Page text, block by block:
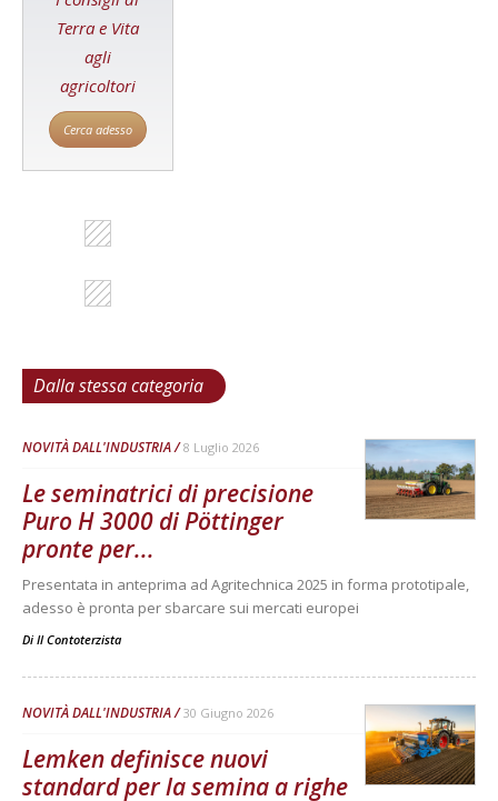
Terra e Vita
agli
agricoltori
Cerca adesso
Dalla stessa categoria
NOVITÀ DALL'INDUSTRIA 8 Luglio 2026
Le seminatrici di precisione
Puro H 3000 di Pöttinger
pronte per...
Presentata in anteprima ad Agritechnica 2025 in forma prototipale,
adesso è pronta per sbarcare sui mercati europei
Di Il Contoterzista
NOVITÀ DALL'INDUSTRIA 30 Giugno 2026
Lemken definisce nuovi
standard per la semina a righe